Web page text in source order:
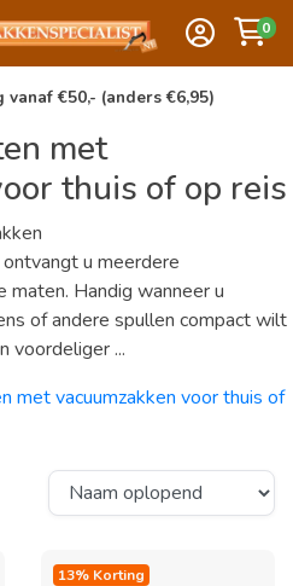
0
€50,- (anders €6,95)
met
thuis of op reis
u meerdere
maten. Handig wanneer u
of andere spullen compact wilt
voordeliger ...
met vacuumzakken voor thuis of
13% Korting